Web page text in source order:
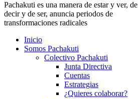
Pachakuti es una manera de estar y ver, de
decir y de ser, anuncia periodos de
transformaciones radicales
Inicio
Somos Pachakuti
Colectivo Pachakuti
Junta Directiva
Cuentas
Estrategias
¿Quieres colaborar?